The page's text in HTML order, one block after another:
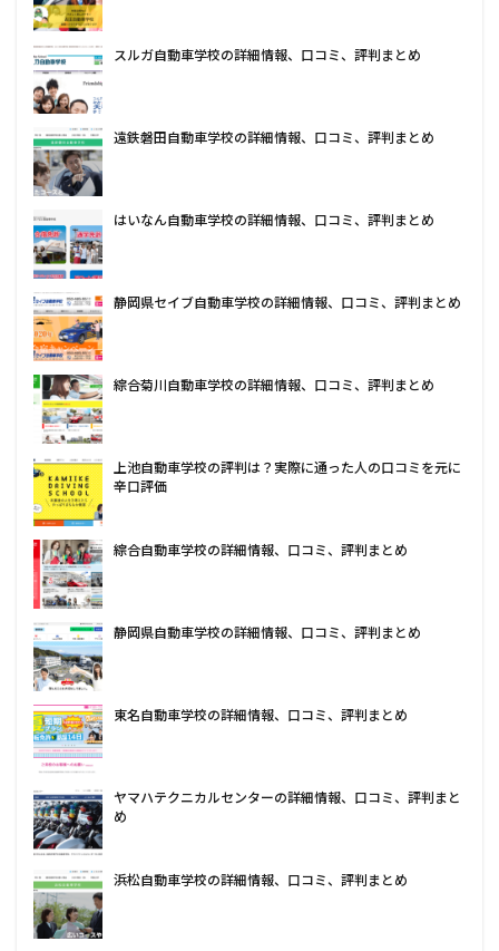
スルガ自動車学校の詳細情報、口コミ、評判まとめ
遠鉄磐田自動車学校の詳細情報、口コミ、評判まとめ
はいなん自動車学校の詳細情報、口コミ、評判まとめ
静岡県セイブ自動車学校の詳細情報、口コミ、評判まとめ
綜合菊川自動車学校の詳細情報、口コミ、評判まとめ
上池自動車学校の評判は？実際に通った人の口コミを元に
辛口評価
綜合自動車学校の詳細情報、口コミ、評判まとめ
静岡県自動車学校の詳細情報、口コミ、評判まとめ
東名自動車学校の詳細情報、口コミ、評判まとめ
ヤマハテクニカルセンターの詳細情報、口コミ、評判まと
め
浜松自動車学校の詳細情報、口コミ、評判まとめ